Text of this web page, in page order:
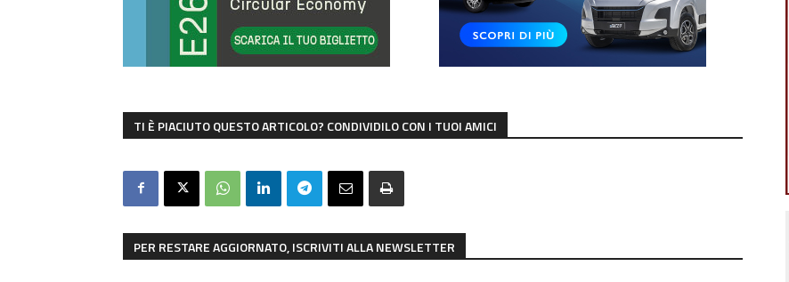
TI È PIACIUTO QUESTO ARTICOLO? CONDIVIDILO CON I TUOI AMICI
PER RESTARE AGGIORNATO, ISCRIVITI ALLA NEWSLETTER